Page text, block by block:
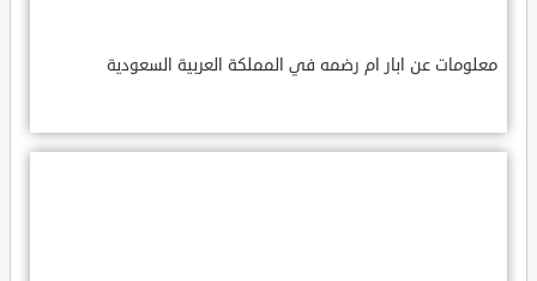
معلومات عن ابار ام رضمه في المملكة العربية السعودية